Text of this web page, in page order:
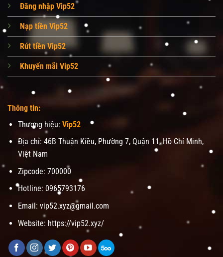
Đăng nhập Vip52
Nạp tiền Vip52
Rút tiền Vip52
Khuyến mãi Vip52
Thông tin:
Thương hiệu: Vip52
Địa chỉ: 46B Thuận Kiều, Phường 7, Quận 11, Hồ Chí Minh,
Việt Nam
Zipcode: 700000
Hotline: 0965793176
Email: vip52.xyz@gmail.com
Website: https://vip52.xyz/